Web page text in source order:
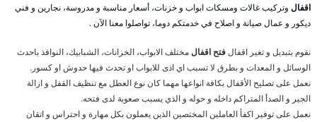
اقفال وتركيب غالات ومسكات ابواب و خزنات، أسعار مناسبة و مدروسة، نجارين و فني
ديكور و عمال صيانة و اصلاح في خدمتكم دوما، تواصلوا معنا الآن .
نقوم بتبديل و تغير اقفالفتح اقفالمختلف الابواب، الخزانات، الشبابيك، النوافذ باحدث
الوسائل و المعدات و بطرق لا تسبب اي اذى للابواب او تحدث فيها حدوش او كسور.
نعمل على تصليح الأقفال بكافة انواعها مهما كان نوع العطل مع تنظيف القفل و ازالة
الجير و الصدأ المتراكم داخله و حوله و الذي يسبب صعوبة لدى فتحه.
نعمل على توفير اكفأ العاملين المختصين الذين يعملون بكل مهارة و احتراس و اتقان